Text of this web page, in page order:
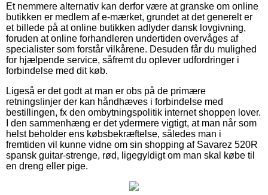
Et nemmere alternativ kan derfor være at granske om online
butikken er medlem af e-mærket, grundet at det generelt er
et billede på at online butikken adlyder dansk lovgivning,
foruden at online forhandleren undertiden overvåges af
specialister som forstår vilkårene. Desuden får du mulighed
for hjælpende service, såfremt du oplever udfordringer i
forbindelse med dit køb.
Ligeså er det godt at man er obs på de primære
retningslinjer der kan håndhæves i forbindelse med
bestillingen, fx den ombytningspolitik internet shoppen lover.
I den sammenhæng er det ydermere vigtigt, at man når som
helst beholder ens købsbekræftelse, således man i
fremtiden vil kunne vidne om sin shopping af Savarez 520R
spansk guitar-strenge, rød, ligegyldigt om man skal købe til
en dreng eller pige.